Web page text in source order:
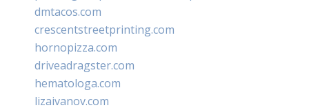
dmtacos.com
crescentstreetprinting.com
hornopizza.com
driveadragster.com
hematologa.com
lizaivanov.com